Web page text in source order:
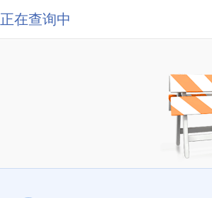
正在查询中